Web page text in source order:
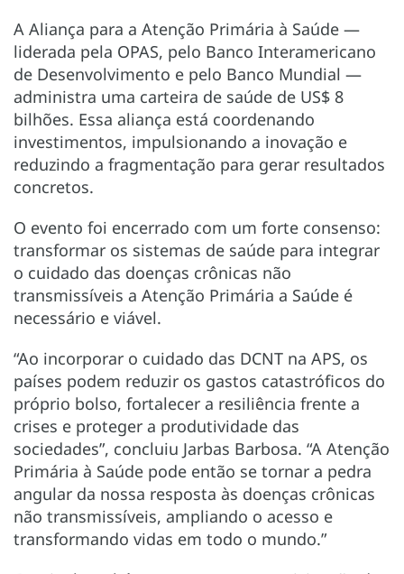
A Aliança para a Atenção Primária à Saúde —
liderada pela OPAS, pelo Banco Interamericano
de Desenvolvimento e pelo Banco Mundial —
administra uma carteira de saúde de US$ 8
bilhões. Essa aliança está coordenando
investimentos, impulsionando a inovação e
reduzindo a fragmentação para gerar resultados
concretos.
O evento foi encerrado com um forte consenso:
transformar os sistemas de saúde para integrar
o cuidado das doenças crônicas não
transmissíveis a Atenção Primária a Saúde é
necessário e viável.
“Ao incorporar o cuidado das DCNT na APS, os
países podem reduzir os gastos catastróficos do
próprio bolso, fortalecer a resiliência frente a
crises e proteger a produtividade das
sociedades”, concluiu Jarbas Barbosa. “A Atenção
Primária à Saúde pode então se tornar a pedra
angular da nossa resposta às doenças crônicas
não transmissíveis, ampliando o acesso e
transformando vidas em todo o mundo.”